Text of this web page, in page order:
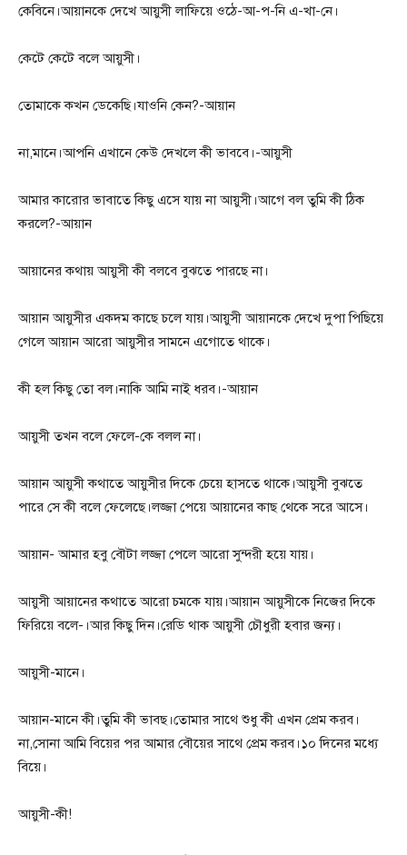
কেবিনে।আয়ানকে দেখে আয়ুসী লাফিয়ে ওঠে-আ-প-নি এ-খা-নে।
কেটে কেটে বলে আয়ুসী।
তোমাকে কখন ডেকেছি।যাওনি কেন?-আয়ান
না,মানে।আপনি এখানে কেউ দেখলে কী ভাববে।-আয়ুসী
আমার কারোর ভাবাতে কিছু এসে যায় না আয়ুসী।আগে বল তুমি কী ঠিক
করলে?-আয়ান
আয়ানের কথায় আয়ুসী কী বলবে বুঝতে পারছে না।
আয়ান আয়ুসীর একদম কাছে চলে যায়।আয়ুসী আয়ানকে দেখে দুপা পিছিয়ে
গেলে আয়ান আরো আয়ুসীর সামনে এগোতে থাকে।
কী হল কিছু তো বল।নাকি আমি নাই ধরব।-আয়ান
আয়ুসী তখন বলে ফেলে-কে বলল না।
আয়ান আয়ুসী কথাতে আয়ুসীর দিকে চেয়ে হাসতে থাকে।আয়ুসী বুঝতে
পারে সে কী বলে ফেলেছে।লজ্জা পেয়ে আয়ানের কাছ থেকে সরে আসে।
আয়ান- আমার হবু বৌটা লজ্জা পেলে আরো সুন্দরী হয়ে যায়।
আয়ুসী আয়ানের কথাতে আরো চমকে যায়।আয়ান আয়ুসীকে নিজের দিকে
ফিরিয়ে বলে-।আর কিছু দিন।রেডি থাক আয়ুসী চৌধুরী হবার জন্য।
আয়ুসী-মানে।
আয়ান-মানে কী।তুমি কী ভাবছ।তোমার সাথে শুধু কী এখন প্রেম করব।
না,সোনা আমি বিয়ের পর আমার বৌয়ের সাথে প্রেম করব।১০ দিনের মধ্যে
বিয়ে।
আয়ুসী-কী!